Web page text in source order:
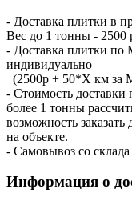
- Доставка плитки в
Вес до 1 тонны - 2500
- Доставка плитки по
индивидуально
(2500р + 50*X км
- Стоимость
более 1 тонны
возможность заказать
на объекте.
- Самовывоз со
Информация о